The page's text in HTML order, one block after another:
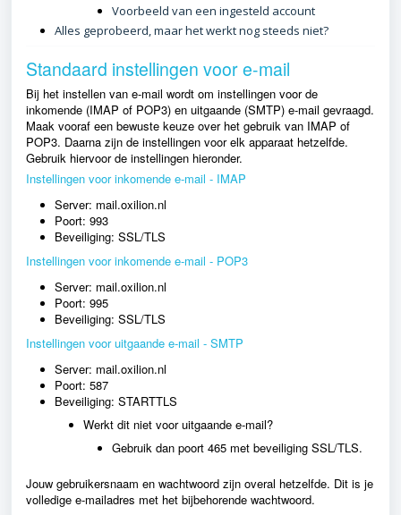
Voorbeeld van een ingesteld account
Alles geprobeerd, maar het werkt nog steeds niet?
Standaard instellingen voor e-mail
Bij het instellen van e-mail wordt om instellingen voor de
inkomende (IMAP of POP3) en uitgaande (SMTP) e-mail gevraagd.
Maak vooraf een bewuste keuze over het gebruik van IMAP of
POP3. Daarna zijn de instellingen voor elk apparaat hetzelfde.
Gebruik hiervoor de instellingen hieronder.
Instellingen voor inkomende e-mail - IMAP
Server: mail.oxilion.nl
Poort: 993
Beveiliging: SSL/TLS
Instellingen voor inkomende e-mail - POP3
Server: mail.oxilion.nl
Poort: 995
Beveiliging: SSL/TLS
Instellingen voor uitgaande e-mail - SMTP
Server: mail.oxilion.nl
Poort: 587
Beveiliging: STARTTLS
Werkt dit niet voor uitgaande e-mail?
Gebruik dan poort 465 met beveiliging SSL/TLS.
Jouw gebruikersnaam en wachtwoord zijn overal hetzelfde. Dit is je
volledige e-mailadres met het bijbehorende wachtwoord.